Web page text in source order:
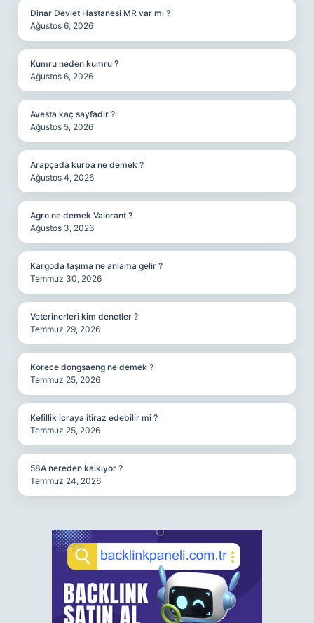
Dinar Devlet Hastanesi MR var mı ?
Ağustos 6, 2026
Kumru neden kumru ?
Ağustos 6, 2026
Avesta kaç sayfadır ?
Ağustos 5, 2026
Arapçada kurba ne demek ?
Ağustos 4, 2026
Agro ne demek Valorant ?
Ağustos 3, 2026
Kargoda taşıma ne anlama gelir ?
Temmuz 30, 2026
Veterinerleri kim denetler ?
Temmuz 29, 2026
Korece dongsaeng ne demek ?
Temmuz 25, 2026
Kefillik icraya itiraz edebilir mi ?
Temmuz 25, 2026
58A nereden kalkıyor ?
Temmuz 24, 2026